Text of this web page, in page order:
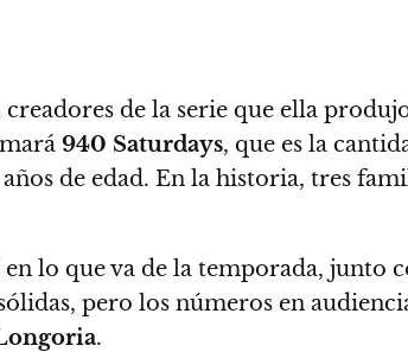
creadores de la serie que ella
940 Saturdays, que es la
de edad. En la historia, tres
en lo que va de la temporada, junto
pero los números en
.